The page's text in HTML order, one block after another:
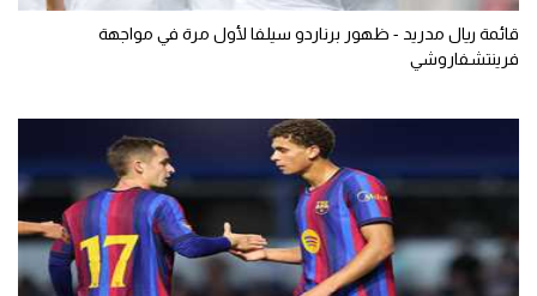
قائمة ريال مدريد - ظهور برناردو سيلفا لأول مرة في مواجهة
فرينتشفاروشي